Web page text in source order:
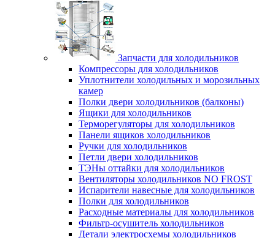
Запчасти для холодильников
Компрессоры для холодильников
Уплотнители холодильных и морозильных
камер
Полки двери холодильников (балконы)
Ящики для холодильников
Терморегуляторы для холодильников
Панели ящиков холодильников
Ручки для холодильников
Петли двери холодильников
ТЭНы оттайки для холодильников
Вентиляторы холодильников NO FROST
Испарители навесные для холодильников
Полки для холодильников
Расходные материалы для холодильников
Фильтр-осушитель холодильников
Детали электросхемы холодильников